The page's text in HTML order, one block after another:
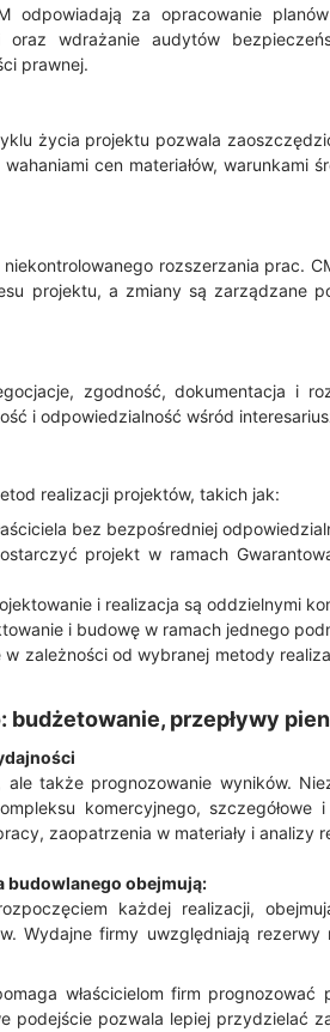
odpowiadają za opracowanie
wdrażanie audytów
prawnej.
życia projektu pozwala
cen materiałów, warunkami
rozszerzania prac.
projektu, a zmiany są zarządzane
zgodność, dokumentacja i
i odpowiedzialność wśród
realizacji projektów, takich jak:
bez bezpośredniej
projekt w ramach
i realizacja są oddzielnymi
i budowę w ramach jednego
zależności od wybranej metody
przepływy
także prognozowanie wyników.
komercyjnego, szczegółowe
zaopatrzenia w materiały i analizy
budowlanego obejmują:
każdej realizacji,
Wydajne firmy uwzględniają
właścicielom firm
podejście pozwala lepiej przydzielać